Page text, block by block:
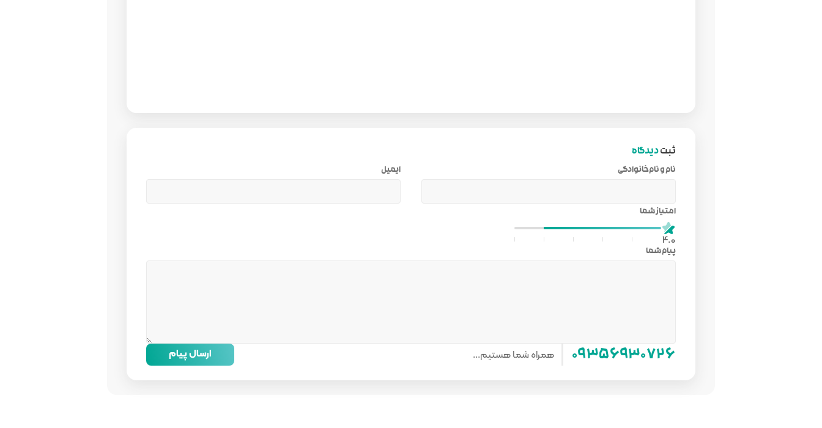
ثبتدیدگاه
امتیاز شما
4.0
پیام شما
نام و نام‌خانوادگی ایمیل
۰۹۳۵۶۹۳۰۷۲۶ همراه شما هستیم... ارسال پیام